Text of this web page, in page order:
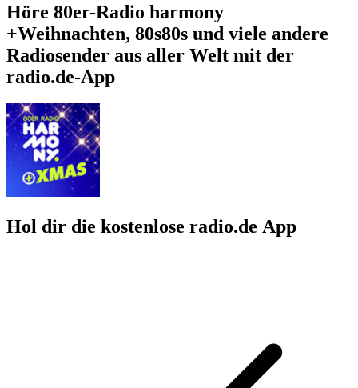
Höre 80er-Radio harmony
+Weihnachten, 80s80s und viele andere
Radiosender aus aller Welt mit der
radio.de-App
Hol dir die kostenlose radio.de App